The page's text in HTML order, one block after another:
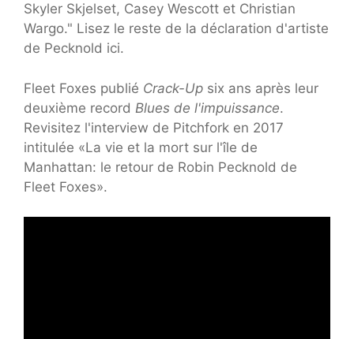
Skyler Skjelset, Casey Wescott et Christian
Wargo." Lisez le reste de la déclaration d'artiste
de Pecknold ici.
Fleet Foxes publié Crack-Up six ans après leur
deuxième record Blues de l'impuissance.
Revisitez l'interview de Pitchfork en 2017
intitulée «La vie et la mort sur l'île de
Manhattan: le retour de Robin Pecknold de
Fleet Foxes».